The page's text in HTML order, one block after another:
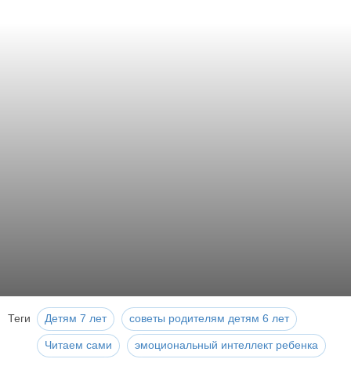
Теги Детям 7 лет советы родителям детям 6 лет
Читаем сами эмоциональный интеллект ребенка